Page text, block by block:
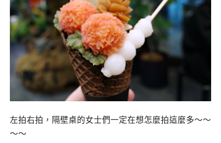
左拍右拍，隔壁桌的女士們一定在想怎麼拍這麼多～～
～～